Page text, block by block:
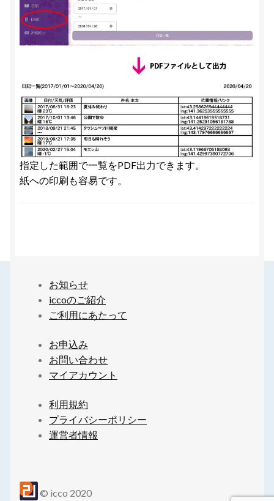
指定した範囲で一覧をPDF出力できます。
紙への印刷も容易です。
お知らせ
iccoのご紹介
ご利用にあたって
お申込み
お問い合わせ
マイアカウント
利用規約
プライバシーポリシー
運営者情報
© icco 2020